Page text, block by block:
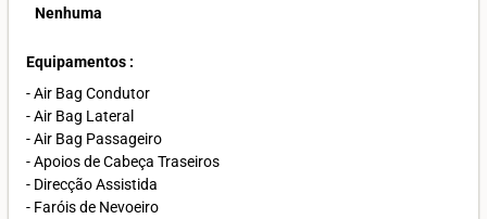
Nenhuma
Equipamentos :
- Air Bag Condutor
- Air Bag Lateral
- Air Bag Passageiro
- Apoios de Cabeça Traseiros
- Direcção Assistida
- Faróis de Nevoeiro